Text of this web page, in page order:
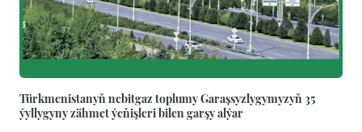
Türkmenistanyň nebitgaz toplumy Garaşsyzlygymyzyň 35
ýyllygyny zähmet ýeňişleri bilen garşy alýar